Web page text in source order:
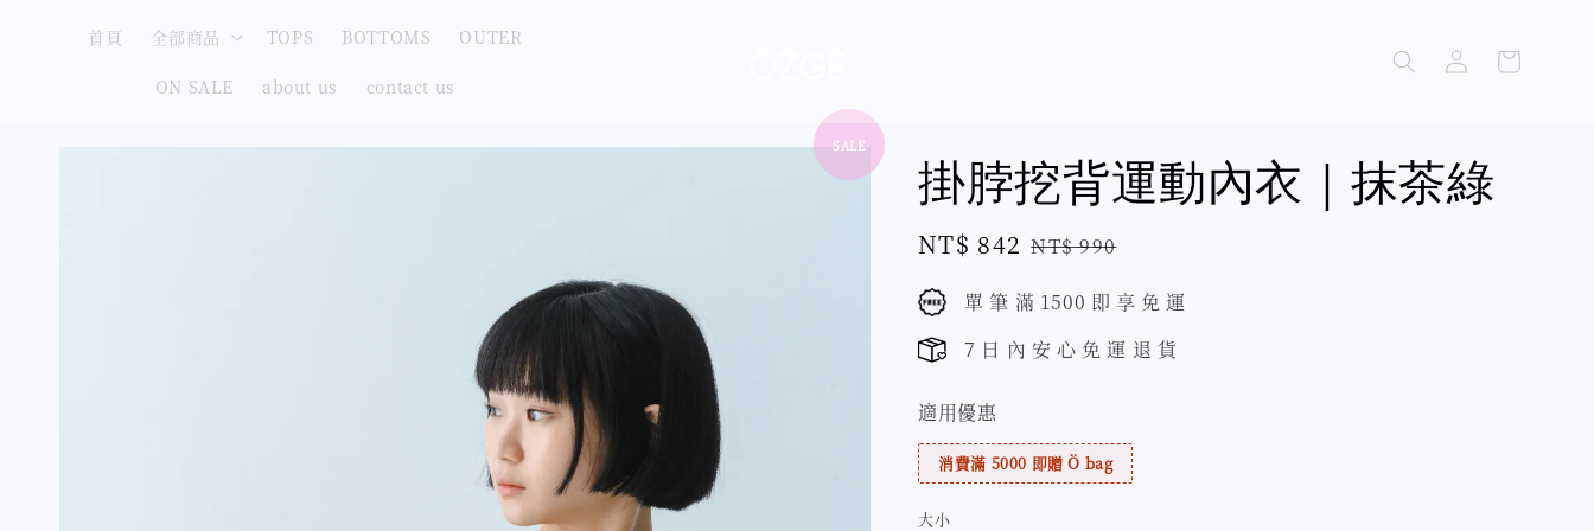
首頁 全部商品 TOPS BOTTOMS OUTER
ON SALE about us contact us
SALE
掛脖挖背運動內衣｜抹茶綠
Sale
price
NT$ 842 Regular
NT$ 990
單 筆 滿 1500 即 享 免 運
7 日 內 安 心 免 運 退 貨
適用優惠
消費滿 5000 即贈 Ö bag
大小